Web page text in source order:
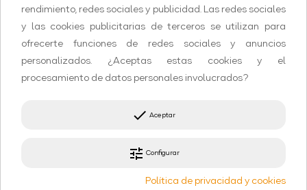
rendimiento, redes sociales y publicidad. Las redes sociales
y las cookies publicitarias de terceros se utilizan para
ofrecerte funciones de redes sociales y anuncios
personalizados. ¿Aceptas estas cookies y el
procesamiento de datos personales involucrados?
done Aceptar
tune Configurar
Política de privacidad y cookies